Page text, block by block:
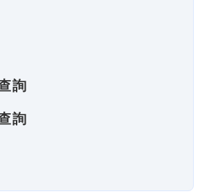
詢
詢